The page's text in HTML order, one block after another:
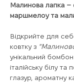
Малинова лапка –
маршмелоу та
Відкрийте для
ковтку з
унікальний
італійську білу
глазур, ароматну